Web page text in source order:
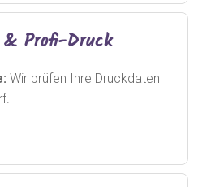
Profi-Druck
Wir prüfen Ihre Druckdaten